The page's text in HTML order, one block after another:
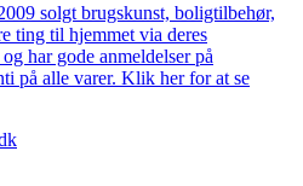
solgt brugskunst, boligtilbehør,
ting til hjemmet via deres
har gode anmeldelser på
på alle varer. Klik her for at se